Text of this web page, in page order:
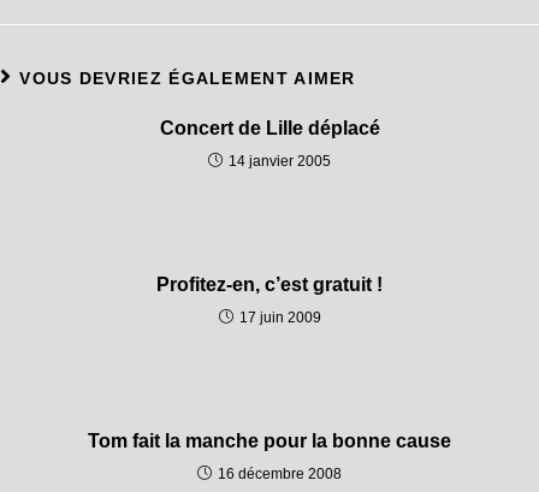
VOUS DEVRIEZ ÉGALEMENT AIMER
Concert de Lille déplacé
14 janvier 2005
Profitez-en, c’est gratuit !
17 juin 2009
Tom fait la manche pour la bonne cause
16 décembre 2008